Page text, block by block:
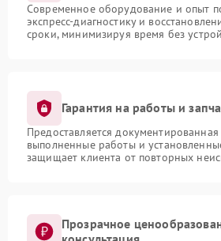
Современное оборудование и опыт
экспресс-диагностику и
сроки, минимизируя время без
Гарантия на работы и
Предоставляется
выполненные работы и
защищает клиента от повторных
Прозрачное